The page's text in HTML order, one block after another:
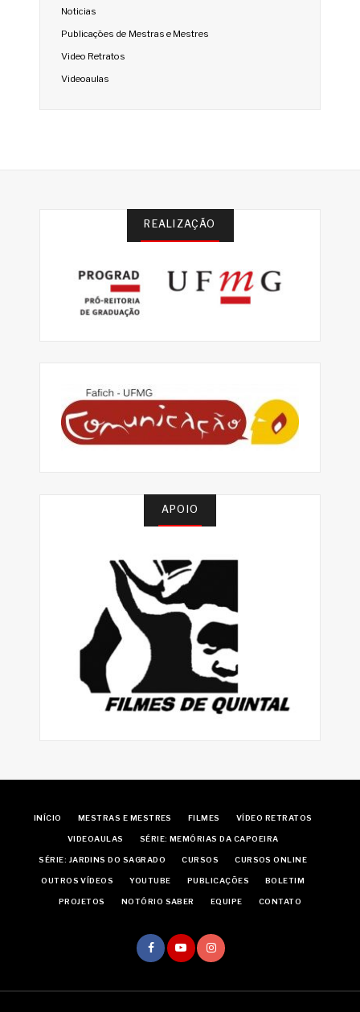
Noticias
Publicações de Mestras e Mestres
Video Retratos
Videoaulas
REALIZAÇÃO
APOIO
INÍCIO MESTRAS E MESTRES FILMES VÍDEO RETRATOS
VIDEOAULAS SÉRIE: MEMÓRIAS DA CAPOEIRA
SÉRIE: JARDINS DO SAGRADO CURSOS CURSOS ONLINE
OUTROS VÍDEOS YOUTUBE PUBLICAÇÕES BOLETIM
PROJETOS NOTÓRIO SABER EQUIPE CONTATO